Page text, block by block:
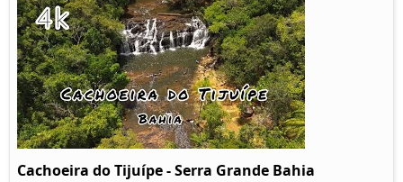
Cachoeira do Tijuípe - Serra Grande Bahia